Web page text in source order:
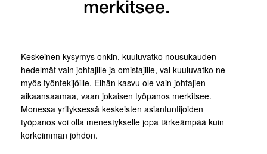
merkitsee.
Keskeinen kysymys onkin, kuuluvatko nousukauden
hedelmät vain johtajille ja omistajille, vai kuuluvatko ne
myös työntekijöille. Eihän kasvu ole vain johtajien
aikaansaamaa, vaan jokaisen työpanos merkitsee.
Monessa yrityksessä keskeisten asiantuntijoiden
työpanos voi olla menestykselle jopa tärkeämpää kuin
korkeimman johdon.